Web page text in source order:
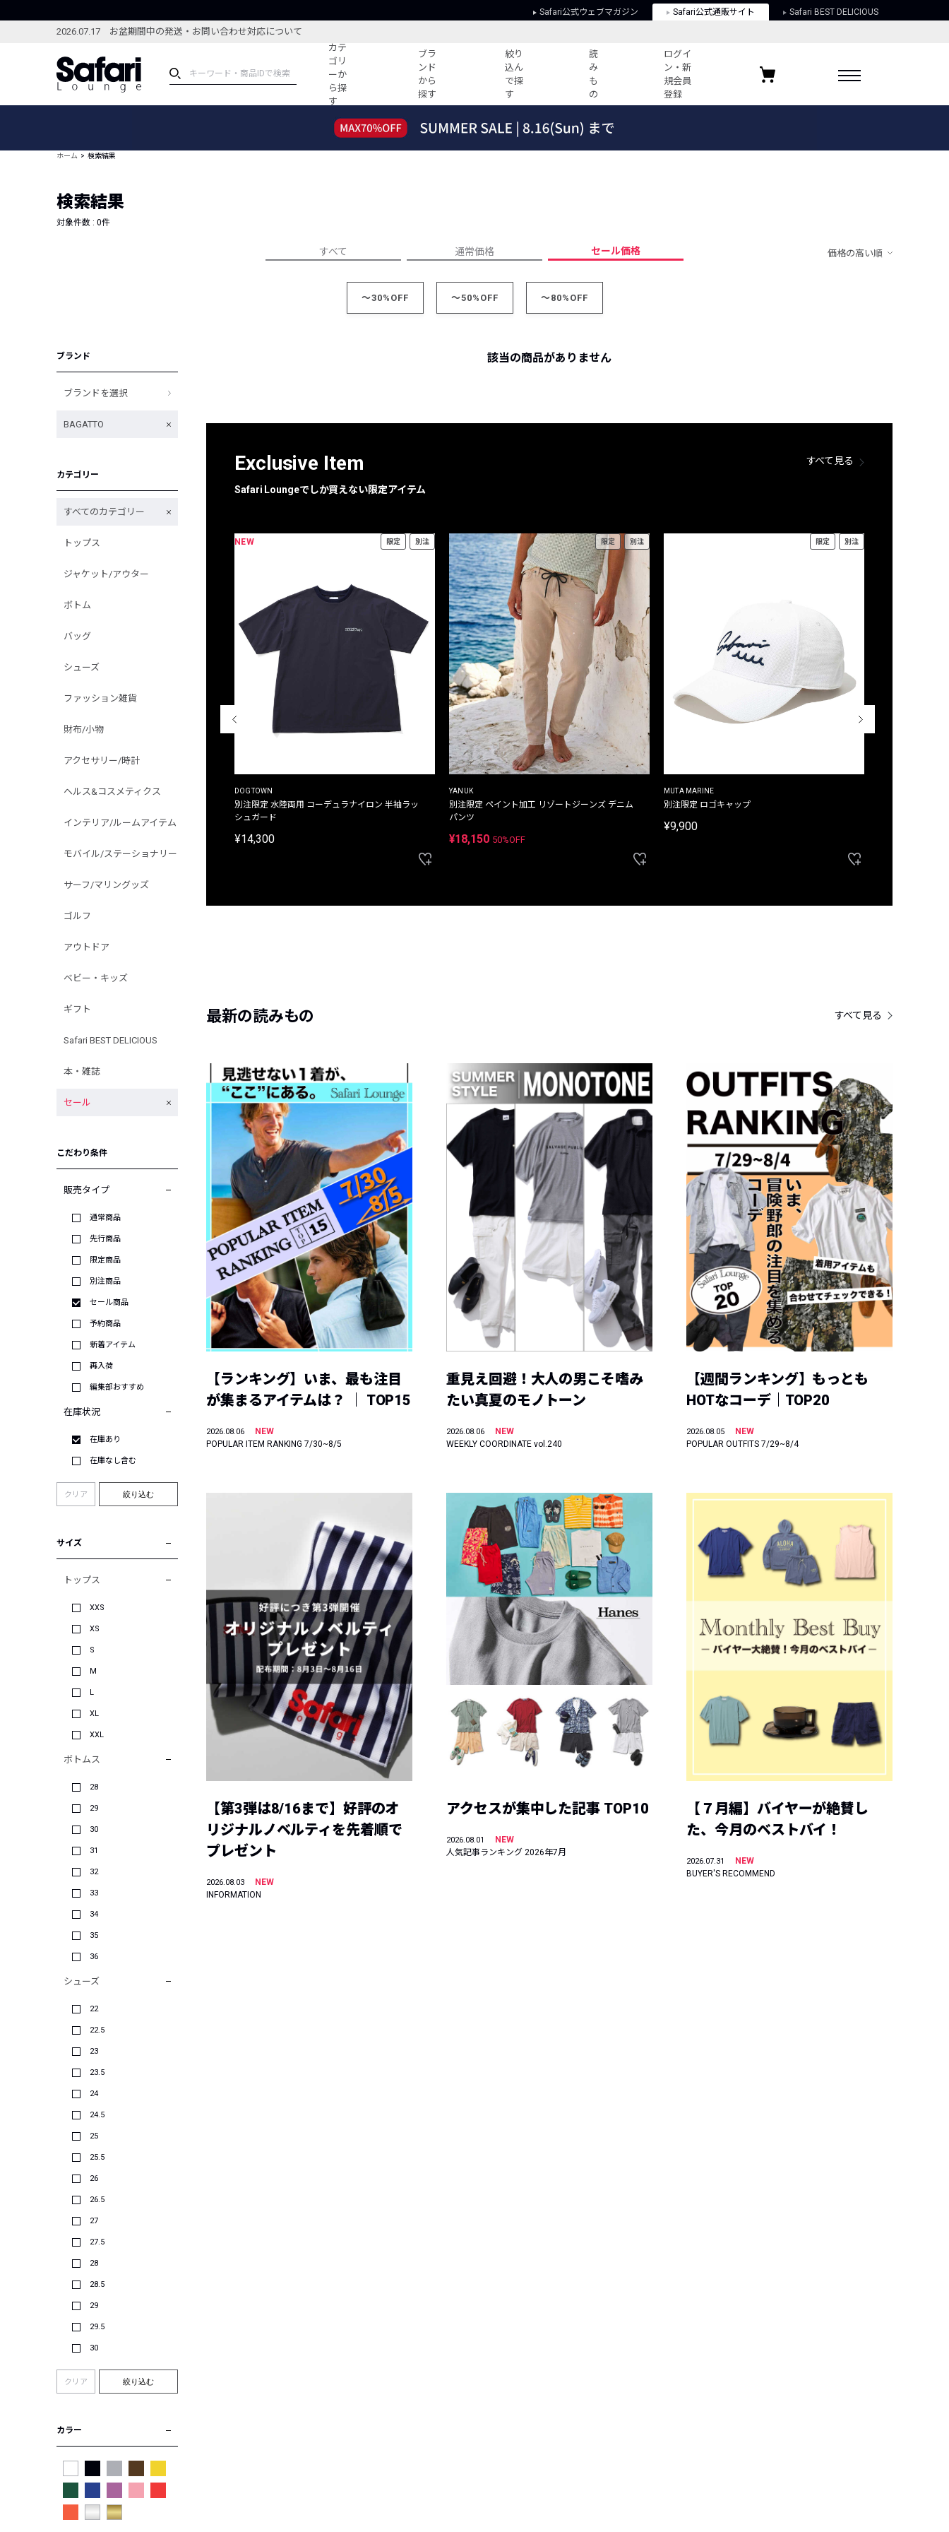
Safari公式ウェブマガジン Safari公式通販サイト Safari BEST DELICIOUS
2026.07.17 お盆期間中の発送・お問い合わせ対応について
カテ
ゴリ
ーか
ら探
す
ブラ
ンド
から
探す
絞り
込ん
で探
す
読
み
も
の
ログイ
ン・新
規会員
登録
ブランドから探す
新着アイテム
編集部のおすすめアイテム
すべての記事
人気記事ランキング
ウィークリーコーデ
プライバシーポリシー
お気に入りブランド
ホーム 検索結果
検索結果
対象件数 : 0件
すべて 通常価格 セール価格 価格の高い順
～30%OFF ～50%OFF ～80%OFF
ブランド
ブランドを選択
BAGATTO
カテゴリー
すべてのカテゴリー
トップス
ジャケット/アウター
ボトム
バッグ
シューズ
ファッション雑貨
財布/小物
アクセサリー/時計
ヘルス&コスメティクス
インテリア/ルームアイテム
モバイル/ステーショナリー
サーフ/マリングッズ
ゴルフ
アウトドア
ベビー・キッズ
ギフト
Safari BEST DELICIOUS
本・雑誌
セール
こだわり条件
販売タイプ
通常商品
先行商品
限定商品
別注商品
セール商品
予約商品
新着アイテム
再入荷
編集部おすすめ
在庫状況
在庫あり
在庫なし含む
クリア 絞り込む
サイズ
トップス
XXS
XS
S
M
L
XL
XXL
ボトムス
28
29
30
31
32
33
34
35
36
シューズ
22
22.5
23
23.5
24
24.5
25
25.5
26
26.5
27
27.5
28
28.5
29
29.5
30
クリア 絞り込む
カラー
該当の商品がありません
Exclusive Item
Safari Loungeでしか買えない限定アイテム
すべて見る
THE DUFFER OF ST.GEORGE
プリントTシャツ
NEW 限定 別注
DOGTOWN
別注限定 水陸両用 コーデュラナイロン 半袖ラッ
シュガード
¥14,300
限定 別注
YANUK
別注限定 ペイント加工 リゾートジーンズ デニム
パンツ
¥18,150 50%OFF
限定 別注
MUTA MARINE
別注限定 ロゴキャップ
¥9,900
最新の読みもの すべて見る
【ランキング】いま、最も注目
が集まるアイテムは？ ｜ TOP15
2026.08.06
NEW
POPULAR ITEM RANKING 7/30~8/5
重見え回避！大人の男こそ嗜み
たい真夏のモノトーン
2026.08.06
NEW
WEEKLY COORDINATE vol.240
【週間ランキング】もっとも
HOTなコーデ｜TOP20
2026.08.05
NEW
POPULAR OUTFITS 7/29~8/4
【第3弾は8/16まで】好評のオ
リジナルノベルティを先着順で
プレゼント
2026.08.03
NEW
INFORMATION
アクセスが集中した記事 TOP10
2026.08.01
NEW
人気記事ランキング 2026年7月
【７月編】バイヤーが絶賛し
た、今月のベストバイ！
2026.07.31
NEW
BUYER'S RECOMMEND